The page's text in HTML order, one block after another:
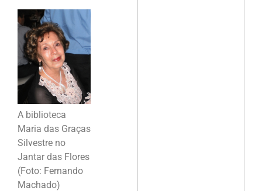
A biblioteca
Maria das Graças
Silvestre no
Jantar das Flores
(Foto: Fernando
Machado)